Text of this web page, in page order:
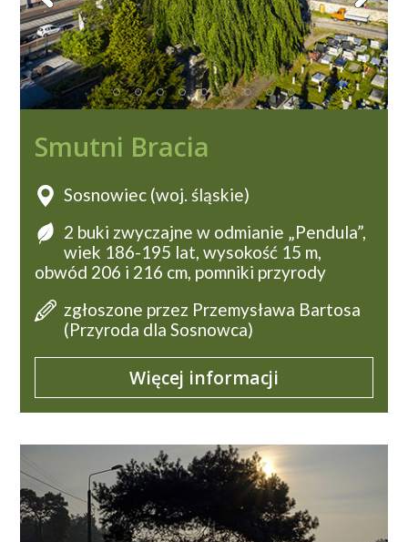
Smutni Bracia
Sosnowiec (woj. śląskie)
2 buki zwyczajne w odmianie „Pendula”,
wiek 186-195 lat, wysokość 15 m,
obwód 206 i 216 cm, pomniki przyrody
zgłoszone przez Przemysława Bartosa
(Przyroda dla Sosnowca)
Więcej informacji